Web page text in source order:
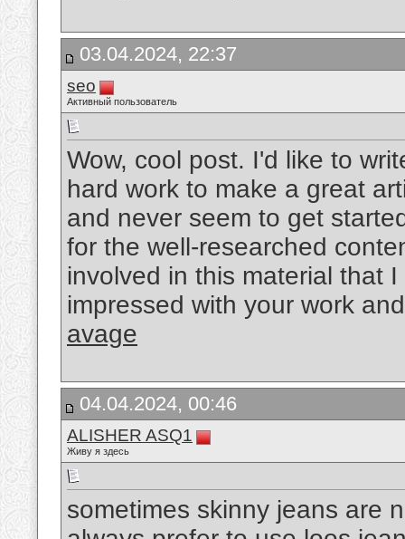
03.04.2024, 22:37
seo
Активный пользователь
Wow, cool post. I'd like to
hard work to make a great
and never seem to get
for the well-researched
involved in this material that
impressed with your work
avage
04.04.2024, 00:46
ALISHER ASQ1
Живу я здесь
sometimes skinny jeans are